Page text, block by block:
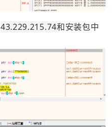
43.229.215.74和安装包中